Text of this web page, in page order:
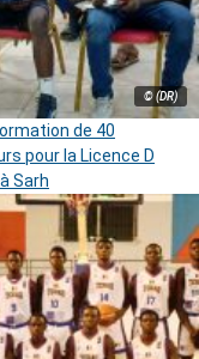
© (DR)
de 40
pour la Licence D
Sarh